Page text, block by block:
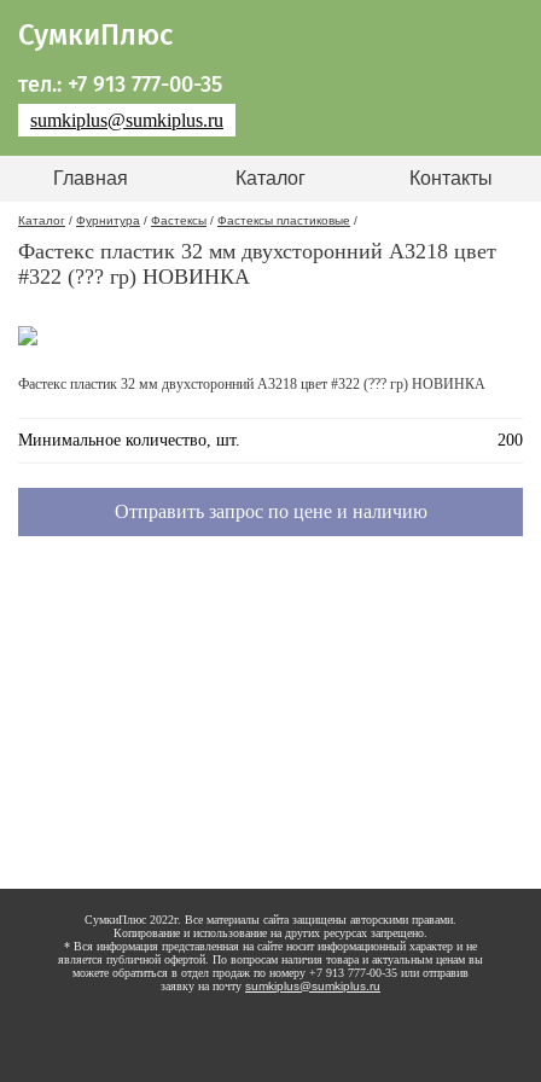
СумкиПлюс
тел.: +7 913 777-00-35
sumkiplus@sumkiplus.ru
Главная Каталог Контакты
Каталог / Фурнитура / Фастексы / Фастексы пластиковые /
Фастекс пластик 32 мм двухсторонний A3218 цвет
#322 (??? гр) НОВИНКА
Фастекс пластик 32 мм двухсторонний A3218 цвет #322 (??? гр) НОВИНКА
Минимальное количество, шт. 200
Отправить запрос по цене и наличию
СумкиПлюс 2022г. Все материалы сайта защищены авторскими правами.
Копирование и использование на других ресурсах запрещено.
* Вся информация представленная на сайте носит информационный характер и не
является публичной офертой. По вопросам наличия товара и актуальным ценам вы
можете обратиться в отдел продаж по номеру +7 913 777-00-35 или отправив
заявку на почту sumkiplus@sumkiplus.ru